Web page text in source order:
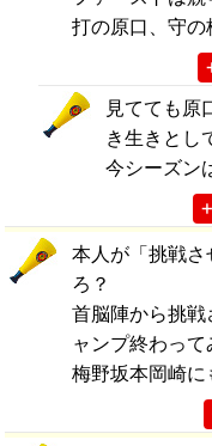
打の原口、守の
見てても原
き生きとし
今シーズン
本人が「挑戦
ろ？
首脳陣から挑
ャンプ終わっ
梅野坂本岡崎